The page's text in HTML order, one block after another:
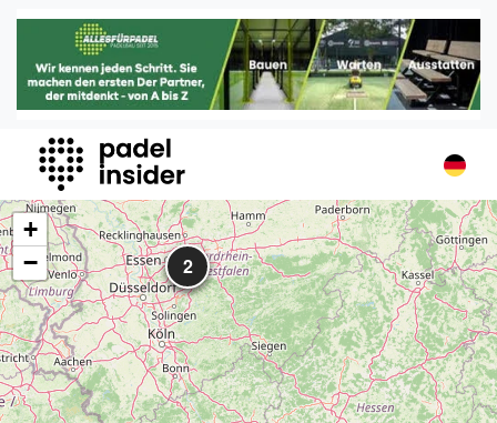
Padel Insider
Home
Organisationen
Buchungssysteme
Padel-Shops
Padel-Marken
Padelplatzbauer
Verschiedenes
Veranstaltungen
Turniere
2
+
−